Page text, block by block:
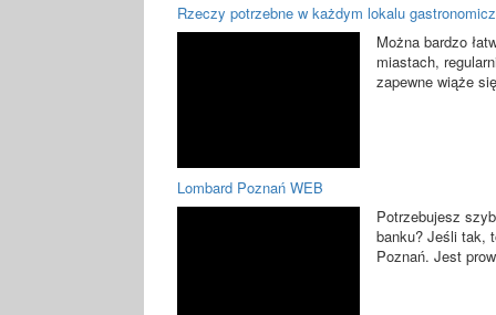
Rzeczy potrzebne w każdym lokalu
Można bardzo
miastach,
zapewne wiąże
Lombard Poznań WEB
Potrzebujesz
banku? Jeśli tak,
Poznań. Jest